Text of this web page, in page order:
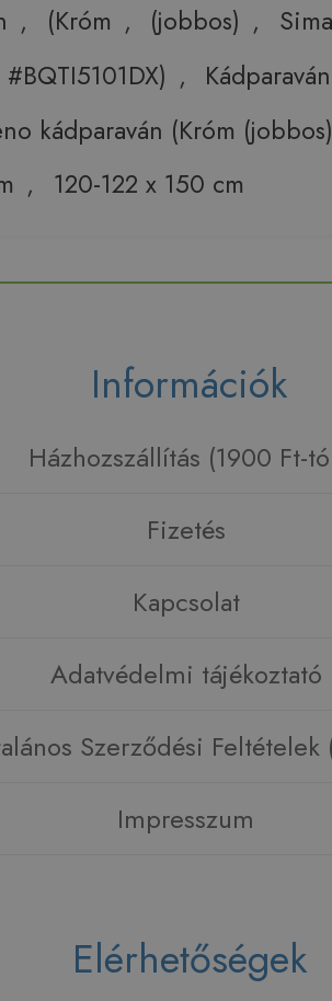
, (Króm , (jobbos) ,
#BQTI5101DX) ,
kádparaván (Króm (jobbos)
, 120-122 x 150 cm
Információk
Házhozszállítás (1900 Ft-
Fizetés
Kapcsolat
Adatvédelmi tájékoztató
Szerződési Feltételek
Impresszum
Elérhetőségek